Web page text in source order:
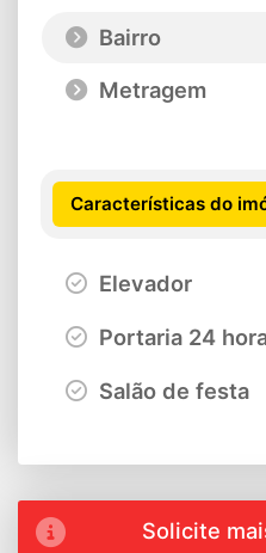
Bairro
Metragem
Características do
Elevador
Portaria 24
Salão de festa
Solicite